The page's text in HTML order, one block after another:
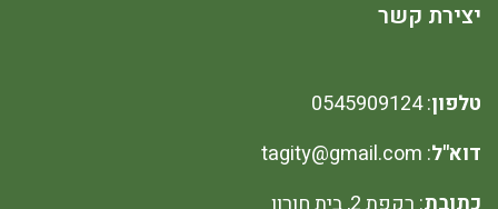
יצירת קשר
טלפון: 0545909124
דוא"ל: tagity@gmail.com